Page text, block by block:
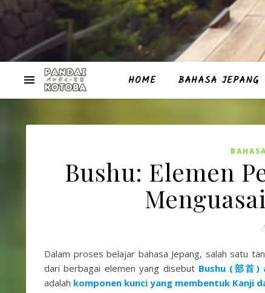
HOME BAHASA JEPANG
Bushu: Elemen
Dalam proses belajar bahasa Jepang, salah satu
dari berbagai elemen yang disebut Bushu (部首)
adalah komponen kunci yang membentuk Kanji